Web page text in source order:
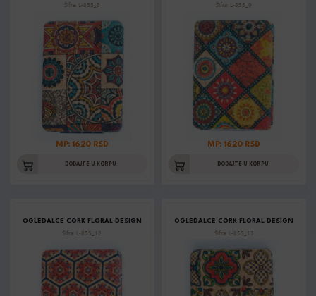
Šifra: L-855_8
MP: 1620 RSD
DODAJTE U KORPU
Šifra: L-855_9
MP: 1620 RSD
DODAJTE U KORPU
OGLEDALCE CORK FLORAL DESIGN
Šifra: L-855_12
OGLEDALCE CORK FLORAL DESIGN
Šifra: L-855_13